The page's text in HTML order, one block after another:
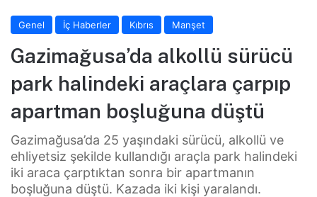
Genel İç Haberler Kıbrıs Manşet
Gazimağusa’da alkollü sürücü
park halindeki araçlara çarpıp
apartman boşluğuna düştü
Gazimağusa’da 25 yaşındaki sürücü, alkollü ve
ehliyetsiz şekilde kullandığı araçla park halindeki
iki araca çarptıktan sonra bir apartmanın
boşluğuna düştü. Kazada iki kişi yaralandı.